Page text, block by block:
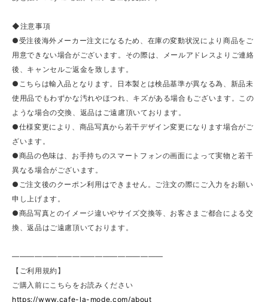
◆注意事項
●受注後海外メーカー注文になるため、在庫の変動状況により商品をご
用意できない場合がございます。その際は、メールアドレスよりご連絡
後、キャンセルご返金を致します。
●こちらは輸入品となります。日本製とは検品基準が異なる為、新品未
使用品でもわずかな汚れやほつれ、キズがある場合もございます。この
ような場合の交換、返品はご遠慮頂いております。
●仕様変更により、商品写真から若干デザイン変更になります場合がご
ざいます。
●商品の色味は、お手持ちのスマートフォンの画面によって実物と若干
異なる場合がございます。
●ご注文後のクーポン利用はできません。ご注文の際にご入力をお願い
申し上げます。
●商品写真とのイメージ違いやサイズ交換等、お客さまご都合による交
換、返品はご遠慮頂いております。
————————————————————
【ご利用規約】
ご購入前にこちらをお読みください
https://www.cafe-la-mode.com/about